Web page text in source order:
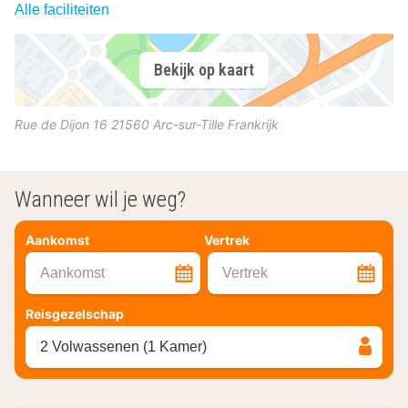
Alle faciliteiten
Bekijk op kaart
Rue de Dijon 16 21560 Arc-sur-Tille Frankrijk
Wanneer wil je weg?
Aankomst Vertrek
Aankomst Vertrek
Reisgezelschap
2 Volwassenen (1 Kamer)